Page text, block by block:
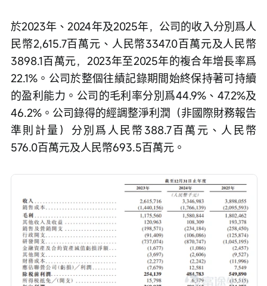
於2023年、2024年及2025年，公司的收入分別爲人
民幣2,615.7百萬元、人民幣3347.0百萬元及人民幣
3898.1百萬元，2023年至2025年的複合年增長率爲
22.1%。公司於整個往績記錄期間始終保持著可持續
的盈利能力。公司的毛利率分別爲44.9%、47.2%及
46.2%。公司錄得的經調整淨利潤（非國際財務報告
準則計量）分別爲人民幣388.7百萬元、人民幣
576.0百萬元及人民幣693.5百萬元。